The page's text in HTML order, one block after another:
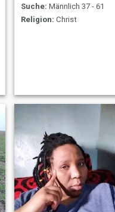
Suche: Männlich 37 - 61
Religion: Christ